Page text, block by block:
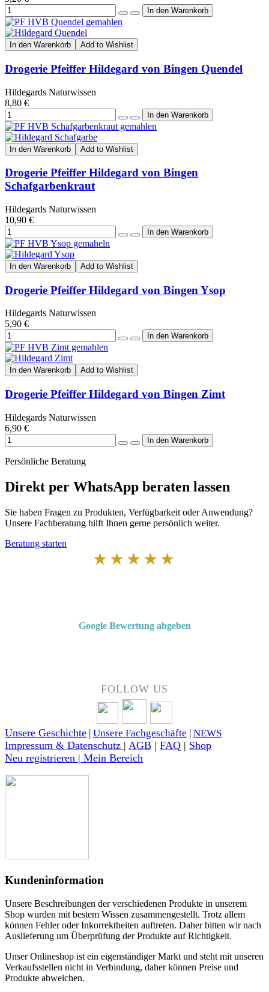
In den Warenkorb Add to Wishlist
Drogerie Pfeiffer Hildegard von Bingen Quendel
Hildegards Naturwissen
8,80 €
In den Warenkorb Add to Wishlist
Drogerie Pfeiffer Hildegard von Bingen
Schafgarbenkraut
Hildegards Naturwissen
10,90 €
In den Warenkorb Add to Wishlist
Drogerie Pfeiffer Hildegard von Bingen Ysop
Hildegards Naturwissen
5,90 €
In den Warenkorb Add to Wishlist
Drogerie Pfeiffer Hildegard von Bingen Zimt
Hildegards Naturwissen
6,90 €
Persönliche Beratung
Direkt per WhatsApp beraten lassen
Sie haben Fragen zu Produkten, Verfügbarkeit oder Anwendung?
Unsere Fachberatung hilft Ihnen gerne persönlich weiter.
Beratung starten
★★★★★
Google Bewertung abgeben
FOLLOW US
Unsere Geschichte | Unsere Fachgeschäfte | NEWS
Impressum & Datenschutz | AGB | FAQ | Shop
Neu registrieren | Mein Bereich
Kundeninformation
Unsere Beschreibungen der verschiedenen Produkte in unserem
Shop wurden mit bestem Wissen zusammengestellt. Trotz allem
können Fehler oder Inkorrektheiten auftreten. Daher bitten wir nach
Auslieferung um Überprüfung der Produkte auf Richtigkeit.
Unser Onlineshop ist ein eigenständiger Markt und steht mit unseren
Verkaufsstellen nicht in Verbindung, daher können Preise und
Produkte abweichen.